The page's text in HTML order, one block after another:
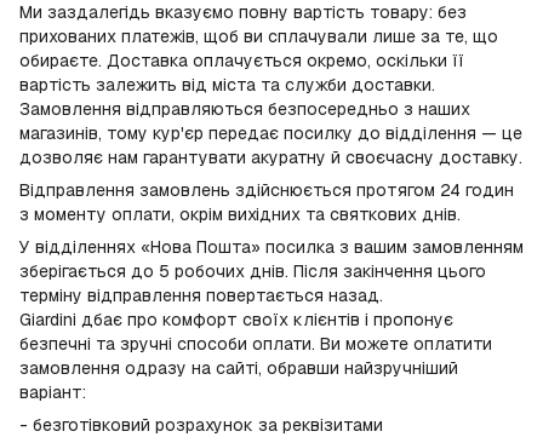
Ми заздалегідь вказуємо повну вартість товару: без
прихованих платежів, щоб ви сплачували лише за те, що
обираєте. Доставка оплачується окремо, оскільки її
вартість залежить від міста та служби доставки.
Замовлення відправляються безпосередньо з наших
магазинів, тому кур'єр передає посилку до відділення — це
дозволяє нам гарантувати акуратну й своєчасну доставку.
Відправлення замовлень здійснюється протягом 24 годин
з моменту оплати, окрім вихідних та святкових днів.
У відділеннях «Нова Пошта» посилка з вашим замовленням
зберігається до 5 робочих днів. Після закінчення цього
терміну відправлення повертається назад.
Giardini дбає про комфорт своїх клієнтів і пропонує
безпечні та зручні способи оплати. Ви можете оплатити
замовлення одразу на сайті, обравши найзручніший
варіант:
- безготівковий розрахунок за реквізитами